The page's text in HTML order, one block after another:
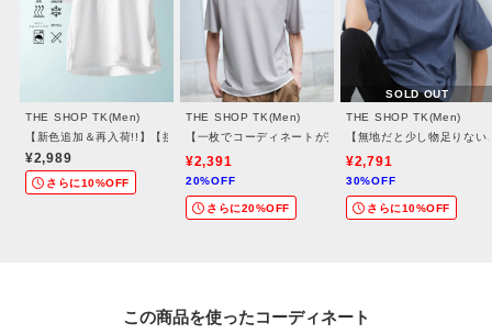
すめ。
足元はローファーやレザースニーカーでまとめると、より洗練された印象
た、パソコン・スマートフォンなどの環境により、若干製品と画像のカラー
が異なる場合もございます。
掲載している着用・商品画像にはAI生成画像を（一部）使用しております。
THE SHOP TK(Men)
【新色追加＆再入荷!!】【接触冷感/吸水速乾/UVカット/透け防止/遮熱】BO-NO TEE/
¥2,989
さらに10%OFF
THE SHOP TK(Men)
【一枚でコーディネートが完成！】レイヤード風 キー
¥2,391
20%OFF
さらに20%OFF
SOLD OUT
THE SHOP TK(Men)
【無地だと少し物足りな
¥2,791
30%OFF
さらに10%OFF
この商品を使った